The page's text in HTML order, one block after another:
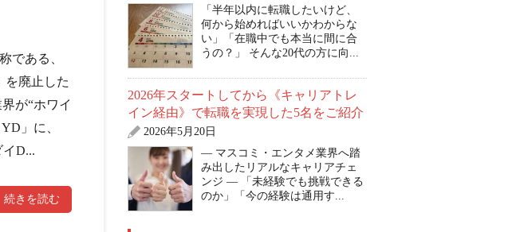
である、
を廃止した
が“ホワイ
」に、
イD...
続きを読む
「半年以内に転職したいけど、
何から始めればいいかわからな
い」「在職中でも本当に間に合
うの？」 そんな20代の方に向...
2026年スタートしてから《キャリアトレ
イン経由》で転職を実現した5名をご紹介
2026年5月20日
― マスコミ・エンタメ業界へ踏
み出したリアルなキャリアチェ
ンジ ― 「未経験でも挑戦できる
のか」「今の経験は通用す...